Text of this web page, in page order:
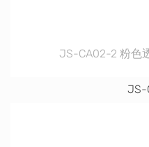
JS-CA02-2 粉色
JS-